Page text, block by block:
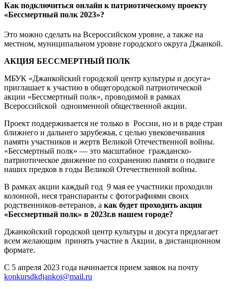
Как подключиться онлайн к патриотическому проекту
«Бессмертный полк 2023»?
Это можно сделать на Всероссийском уровне, а также на
местном, муниципальном уровне городского округа Джанкой.
АКЦИЯ БЕССМЕРТНЫЙ ПОЛК
МБУК «Джанкойский городской центр культуры и досуга»
приглашает к участию в общегородской патриотической
акции «Бессмертный полк», проводимой в рамках
Всероссийской одноименной общественной акции.
Проект поддерживается не только в России, но и в ряде стран
ближнего и дальнего зарубежья, с целью увековечивания
памяти участников и жертв Великой Отечественной войны.
«Бессмертный полк» — это масштабное гражданско-
патриотическое движение по сохранению памяти о подвиге
наших предков в годы Великой Отечественной войны.
В рамках акции каждый год 9 мая ее участники проходили
колонной, неся транспаранты с фотографиями своих
родственников-ветеранов, а как будет проходить акция
«Бессмертный полк» в 2023г.в нашем городе?
Джанкойский городской центр культуры и досуга предлагает
всем желающим принять участие в Акции, в дистанционном
формате.
С 5 апреля 2023 года начинается прием заявок на почту
konkursdkdjankoi@mail.ru